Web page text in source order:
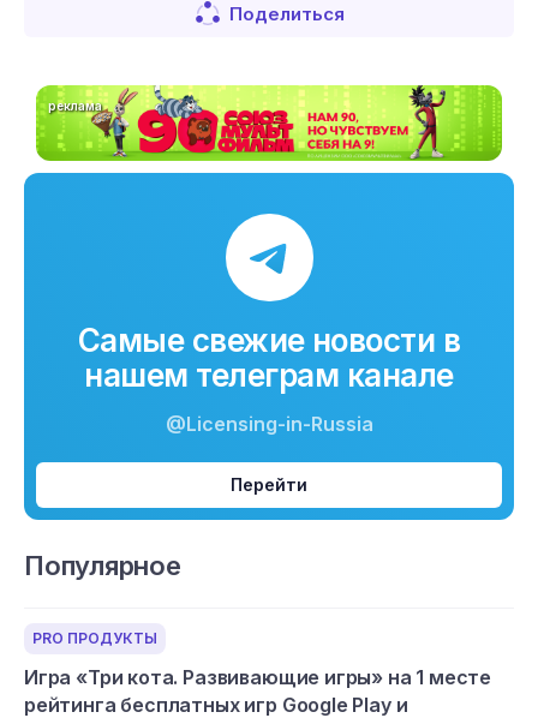
Поделиться
реклама
Самые свежие новости в
нашем телеграм канале
@Licensing-in-Russia
Перейти
Популярное
PRO ПРОДУКТЫ
Игра «Три кота. Развивающие игры» на 1 месте
рейтинга бесплатных игр Google Play и